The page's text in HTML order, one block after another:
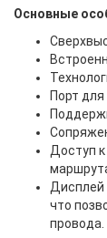
Основные
Порт
Доступ к
Дисплей
что
провода.